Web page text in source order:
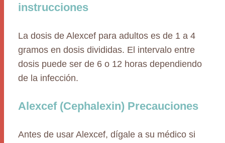
instrucciones
La dosis de Alexcef para adultos es de 1 a 4
gramos en dosis divididas. El intervalo entre
dosis puede ser de 6 o 12 horas dependiendo
de la infección.
Alexcef (Cephalexin) Precauciones
Antes de usar Alexcef, dígale a su médico si